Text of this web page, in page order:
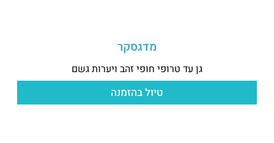
מדגסקר
גן עד טרופי חופי זהב ויערות גשם
טיול בהזמנה